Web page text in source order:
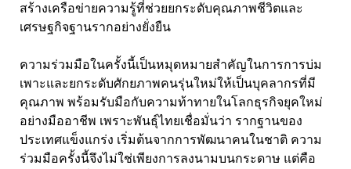
สร้างเครือข่ายความรู้ที่ช่วยยกระดับคุณภาพชีวิตและ
เศรษฐกิจฐานรากอย่างยั่งยืน
ความร่วมมือในครั้งนี้เป็นหมุดหมายสำคัญในการการบ่ม
เพาะและยกระดับศักยภาพคนรุ่นใหม่ให้เป็นบุคลากรที่มี
คุณภาพ พร้อมรับมือกับความท้าทายในโลกธุรกิจยุคใหม่
อย่างมืออาชีพ เพราะพันธุ์ไทยเชื่อมั่นว่า รากฐานของ
ประเทศแข็งแกร่ง เริ่มต้นจากการพัฒนาคนในชาติ ความ
ร่วมมือครั้งนี้จึงไม่ใช่เพียงการลงนามบนกระดาษ แต่คือ